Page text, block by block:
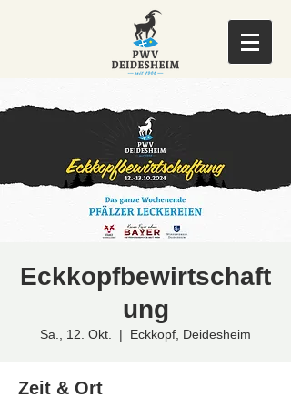
Eckkopfbewirtschaft
ung
Sa., 12. Okt.
  |
Eckkopf, Deidesheim
Zeit & Ort